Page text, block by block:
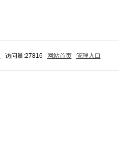
访问量:27816 网站首页 管理入口